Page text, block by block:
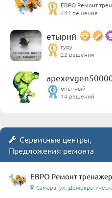
ЕВРО Ремонт
441 решение
етырий
гуру
22 решения
опытный
14 решений
Сервисные центры,
Предложения ремонта
ЕВРО Ремонт
Самара, ул.